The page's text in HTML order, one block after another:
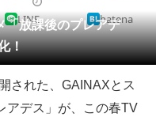
「放課後のプレアデ
！
LINE hatena
された、GAINAXとス
アデス」が、この春TV